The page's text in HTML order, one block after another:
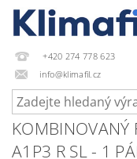
+420 274 778 623
info@klimafil.cz
KOMBINOVANÝ
A1P3 R SL - 1